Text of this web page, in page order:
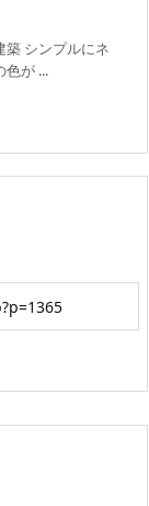
シンプルにネ
が ...